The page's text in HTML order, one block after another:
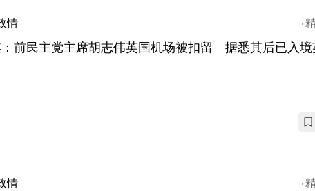
情
前民主党主席胡志伟英国机场被扣留 据悉其后已入境
情